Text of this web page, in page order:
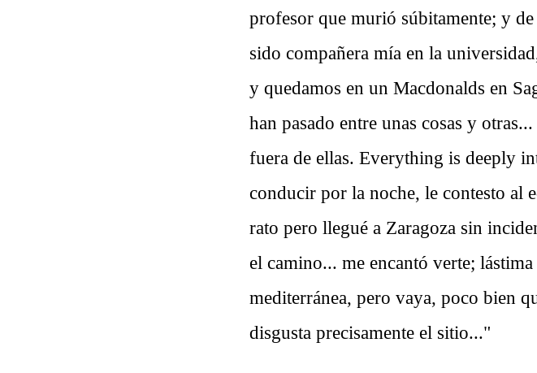
profesor que murió súbitamente; y
sido compañera mía en la
y quedamos en un Macdonalds en
han pasado entre unas cosas y
fuera de ellas. Everything is deeply
conducir por la noche, le contesto al
rato pero llegué a Zaragoza sin
el camino... me encantó verte;
mediterránea, pero vaya, poco bien
disgusta precisamente el sitio..."